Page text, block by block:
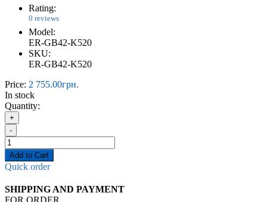
Rating:
0 reviews
Model:
ER-GB42-K520
SKU:
ER-GB42-K520
Price: 2 755.00грн.
In stock
Quantity:
+
-
Add to Cart
Quick order
SHIPPING AND PAYMENT